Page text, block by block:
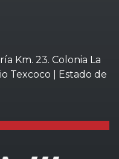
Km. 23. Colonia La
Texcoco | Estado de